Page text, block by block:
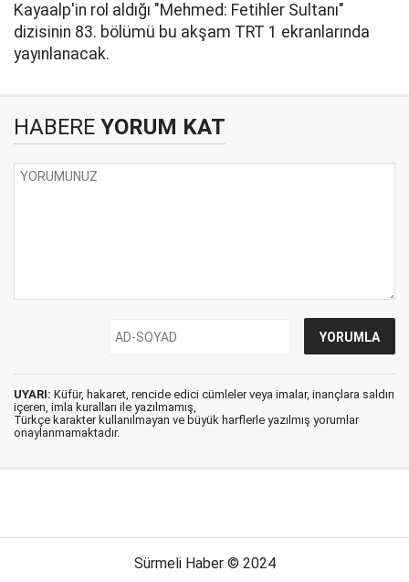
Kayaalp'in rol aldığı "Mehmed: Fetihler Sultanı"
dizisinin 83. bölümü bu akşam TRT 1 ekranlarında
yayınlanacak.
HABERE YORUM KAT
UYARI: Küfür, hakaret, rencide edici cümleler veya imalar, inançlara saldırı
içeren, imla kuralları ile yazılmamış,
Türkçe karakter kullanılmayan ve büyük harflerle yazılmış yorumlar
onaylanmamaktadır.
Sürmeli Haber © 2024